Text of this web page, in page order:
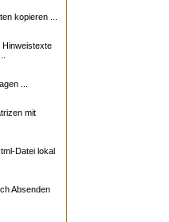
kopieren ...
Hinweistexte
...
mit
Datei lokal
Absenden